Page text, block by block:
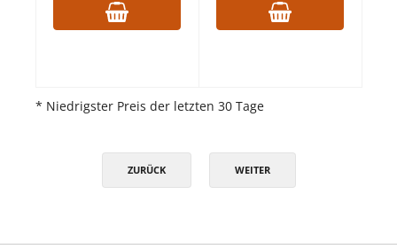
* Niedrigster Preis der letzten 30 Tage
ZURÜCK WEITER